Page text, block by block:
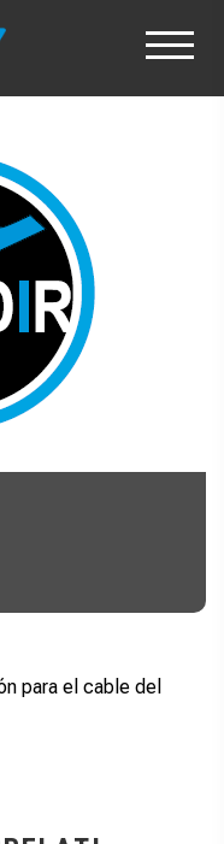
para el cable del